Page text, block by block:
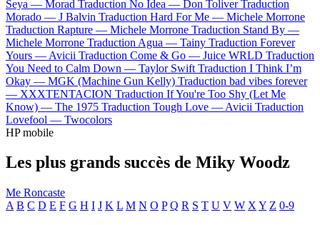
Seya — Morad Traduction No Idea — Don Toliver Traduction
Morado — J Balvin Traduction Hard For Me — Michele Morrone
Traduction Rapture — Michele Morrone Traduction Stand By —
Michele Morrone Traduction Agua — Tainy Traduction Forever
Yours — Avicii Traduction Come & Go — Juice WRLD Traduction
You Need to Calm Down — Taylor Swift Traduction I Think I’m
Okay — MGK (Machine Gun Kelly) Traduction bad vibes forever
— XXXTENTACION Traduction If You're Too Shy (Let Me
Know) — The 1975 Traduction Tough Love — Avicii Traduction
Lovefool — Twocolors
HP mobile
Les plus grands succès de Miky Woodz
Me Roncaste
A B C D E F G H I J K L M N O P Q R S T U V W X Y Z 0-9